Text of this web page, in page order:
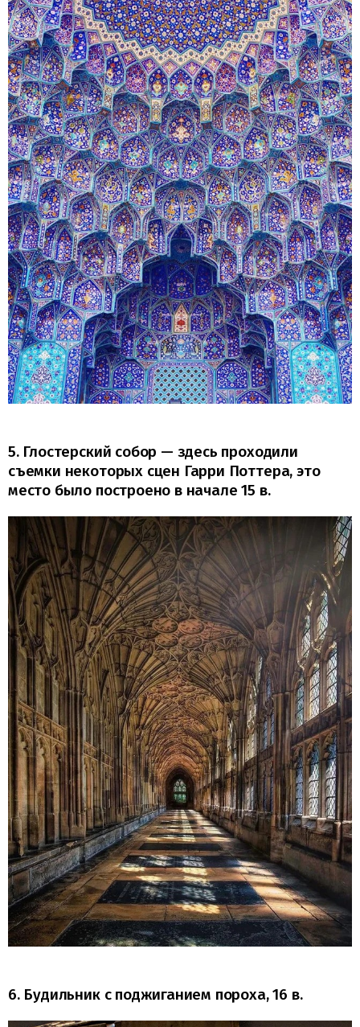
5. Глостерский собор — здесь проходили
съемки некоторых сцен Гарри Поттера, это
место было построено в начале 15 в.
6. Будильник с поджиганием пороха, 16 в.